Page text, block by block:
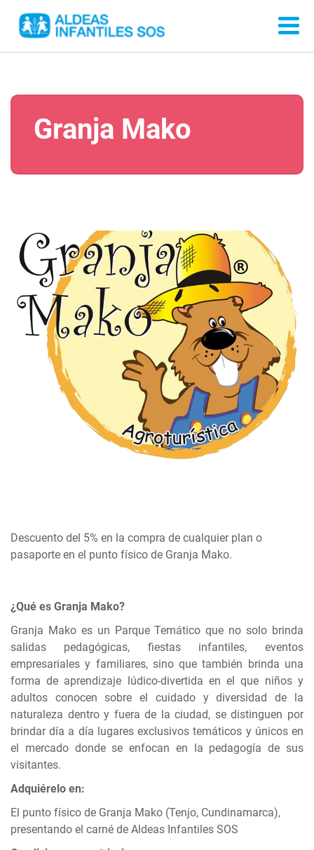
Granja Mako
Descuento del 5% en la compra de cualquier plan o
pasaporte en el punto físico de Granja Mako.
¿Qué es Granja Mako?
Granja Mako es un Parque Temático que no solo brinda
salidas pedagógicas, fiestas infantiles, eventos
empresariales y familiares, sino que también brinda una
forma de aprendizaje lúdico-divertida en el que niños y
adultos conocen sobre el cuidado y diversidad de la
naturaleza dentro y fuera de la ciudad, se distinguen por
brindar día a día lugares exclusivos temáticos y únicos en
el mercado donde se enfocan en la pedagogía de sus
visitantes.
Adquiérelo en:
El punto físico de Granja Mako (Tenjo, Cundinamarca),
presentando el carné de Aldeas Infantiles SOS